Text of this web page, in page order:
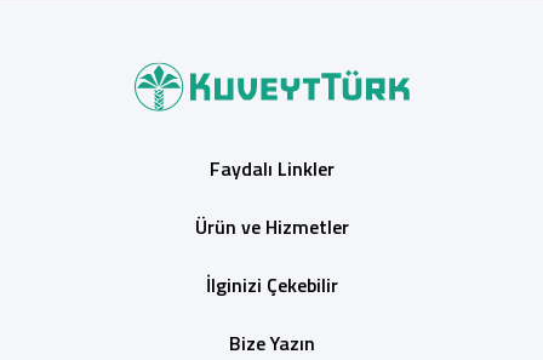
Faydalı Linkler
Ürün ve Hizmetler
İlginizi Çekebilir
Bize Yazın